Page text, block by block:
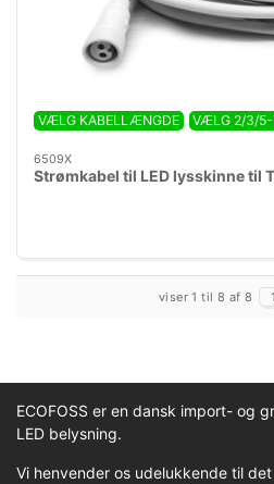
VÆLG KABELLÆNGDE VÆLG 2/3/5-
6509X
Strømkabel til LED lysskinne til
viser 1 til 8 af 8
ECOFOSS er en dansk import- og
LED belysning.
Vi henvender os udelukkende til